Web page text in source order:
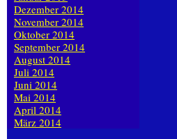
Dezember 2014
November 2014
Oktober 2014
September 2014
August 2014
Juli 2014
Juni 2014
Mai 2014
April 2014
März 2014